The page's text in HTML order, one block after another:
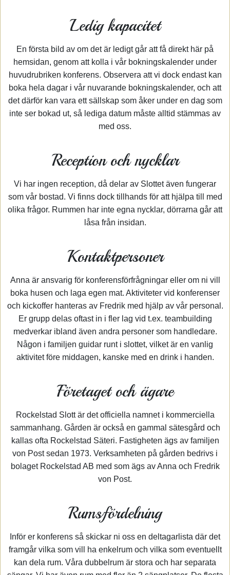
Ledig kapacitet
En första bild av om det är ledigt går att få direkt här på
hemsidan, genom att kolla i vår bokningskalender under
huvudrubriken konferens. Observera att vi dock endast kan
boka hela dagar i vår nuvarande bokningskalender, och att
det därför kan vara ett sällskap som åker under en dag som
inte ser bokad ut, så lediga datum måste alltid stämmas av
med oss.
Reception och nycklar
Vi har ingen reception, då delar av Slottet även fungerar
som vår bostad. Vi finns dock tillhands för att hjälpa till med
olika frågor. Rummen har inte egna nycklar, dörrarna går att
låsa från insidan.
Kontaktpersoner
Anna är ansvarig för konferensförfrågningar eller om ni vill
boka husen och laga egen mat. Aktiviteter vid konferenser
och kickoffer hanteras av Fredrik med hjälp av vår personal.
Er grupp delas oftast in i fler lag vid t.ex. teambuilding
medverkar ibland även andra personer som handledare.
Någon i familjen guidar runt i slottet, vilket är en vanlig
aktivitet före middagen, kanske med en drink i handen.
Företaget och ägare
Rockelstad Slott är det officiella namnet i kommerciella
sammanhang. Gården är också en gammal sätesgård och
kallas ofta Rockelstad Säteri. Fastigheten ägs av familjen
von Post sedan 1973. Verksamheten på gården bedrivs i
bolaget Rockelstad AB med som ägs av Anna och Fredrik
von Post.
Rumsfördelning
Inför er konferens så skickar ni oss en deltagarlista där det
framgår vilka som vill ha enkelrum och vilka som eventuellt
kan dela rum. Våra dubbelrum är stora och har separata